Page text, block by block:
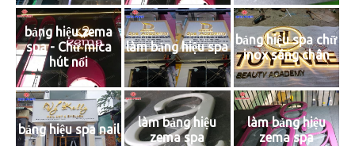
bảng hiệu zema
spa - Chữ mica
hút nổi
làm bảng hiệu spa
bảng hiệu spa chữ
inox sáng chân
bảng hiệu spa nail
làm bảng hiệu
zema spa
làm bảng hiệu
zema spa